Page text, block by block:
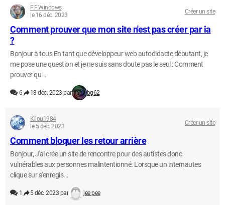
F.F.Windows
le 16 déc. 2023
Créer un site
Comment prouver que mon site n'est pas créer par ia
?
Bonjour à tous En tant que développeur web autodidacte débutant, je
me pose une question et je ne suis sans doute pas le seul : Comment
prouver qu...
6 18 déc. 2023 par bg62
Kilou1984
le 5 déc. 2023
Créer un site
Comment bloquer les retour arrière
Bonjour, J'ai crée un site de rencontre pour des autistes donc
vulnérables aux personnes malintentionné. Lorsque un internautes
clique sur s'enregis...
1 5 déc. 2023 par jee pee